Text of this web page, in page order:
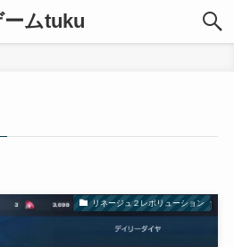
ームtuku
リネージュ２レボリューション